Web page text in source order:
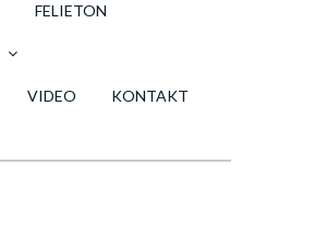
FELIETON
VIDEO KONTAKT